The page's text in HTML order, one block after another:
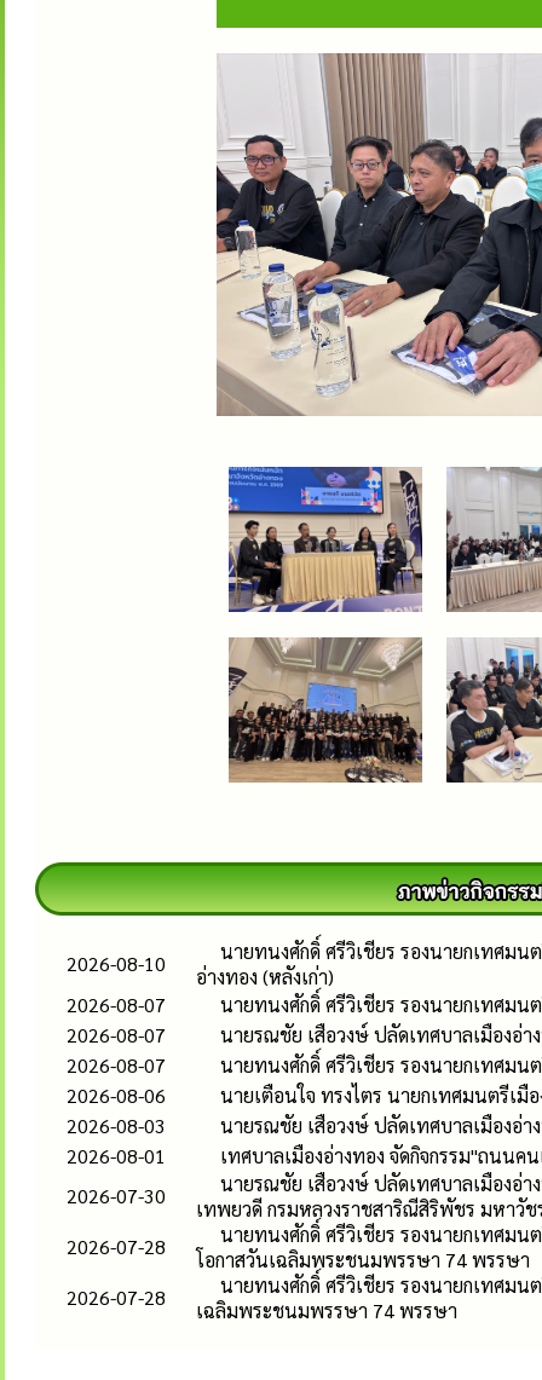
2026-08-10
นายทนงศักดิ์ ศรีวิเชียร รองนายกเทศม
อ่างทอง (หลังเก่า)
2026-08-07
นายทนงศักดิ์ ศรีวิเชียร รองนายกเทศมน
2026-08-07
นายรณชัย เสือวงษ์ ปลัดเทศบาลเมืองอ่
2026-08-07
นายทนงศักดิ์ ศรีวิเชียร รองนายกเทศม
2026-08-06
นายเตือนใจ ทรงไตร นายกเทศมนตรีเมื
2026-08-03
นายรณชัย เสือวงษ์ ปลัดเทศบาลเมืองอ่า
2026-08-01
เทศบาลเมืองอ่างทอง จัดกิจกรรม"ถนนค
2026-07-30
นายรณชัย เสือวงษ์ ปลัดเทศบาลเมืองอ่
เทพยวดี กรมหลวงราชสาริณีสิริพัชร มหาวัช
2026-07-28
นายทนงศักดิ์ ศรีวิเชียร รองนายกเทศม
โอกาสวันเฉลิมพระชนมพรรษา 74 พรรษา
2026-07-28
นายทนงศักดิ์ ศรีวิเชียร รองนายกเทศมน
เฉลิมพระชนมพรรษา 74 พรรษา